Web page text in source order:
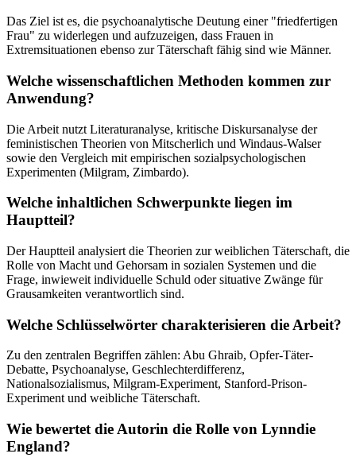
Das Ziel ist es, die psychoanalytische Deutung einer "friedfertigen
Frau" zu widerlegen und aufzuzeigen, dass Frauen in
Extremsituationen ebenso zur Täterschaft fähig sind wie Männer.
Welche wissenschaftlichen Methoden kommen zur
Anwendung?
Die Arbeit nutzt Literaturanalyse, kritische Diskursanalyse der
feministischen Theorien von Mitscherlich und Windaus-Walser
sowie den Vergleich mit empirischen sozialpsychologischen
Experimenten (Milgram, Zimbardo).
Welche inhaltlichen Schwerpunkte liegen im
Hauptteil?
Der Hauptteil analysiert die Theorien zur weiblichen Täterschaft, die
Rolle von Macht und Gehorsam in sozialen Systemen und die
Frage, inwieweit individuelle Schuld oder situative Zwänge für
Grausamkeiten verantwortlich sind.
Welche Schlüsselwörter charakterisieren die Arbeit?
Zu den zentralen Begriffen zählen: Abu Ghraib, Opfer-Täter-
Debatte, Psychoanalyse, Geschlechterdifferenz,
Nationalsozialismus, Milgram-Experiment, Stanford-Prison-
Experiment und weibliche Täterschaft.
Wie bewertet die Autorin die Rolle von Lynndie
England?